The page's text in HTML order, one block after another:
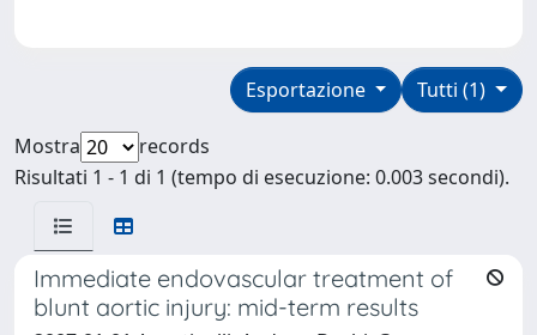
Tutti (1)
Esportazione
Mostra
records
Risultati 1 - 1 di 1 (tempo di esecuzione: 0.003 secondi).
Immediate endovascular treatment of
blunt aortic injury: mid-term results